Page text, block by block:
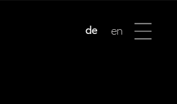
de en